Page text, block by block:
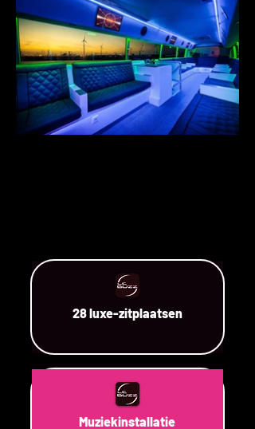
28 luxe-zitplaatsen
Muziekinstallatie